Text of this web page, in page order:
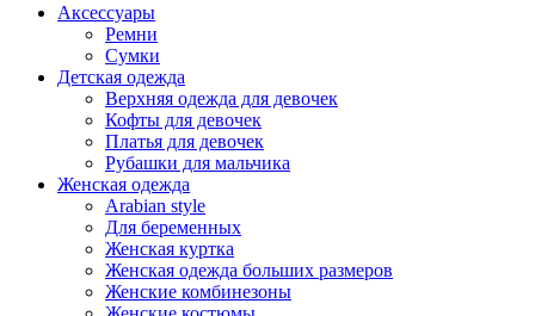
Аксессуары
Ремни
Сумки
Детская одежда
Верхняя одежда для девочек
Кофты для девочек
Платья для девочек
Рубашки для мальчика
Женская одежда
Arabian style
Для беременных
Женская куртка
Женская одежда больших размеров
Женские комбинезоны